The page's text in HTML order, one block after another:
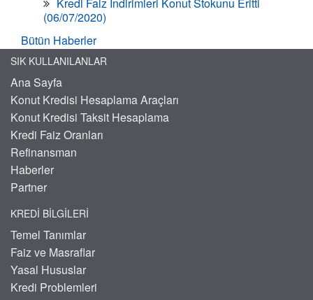
Kredi Faiz İndirimleri Konut Stokunu Eritti
(06/07/2020)
Bütün Haberler
SIK KULLANILANLAR
Ana Sayfa
Konut Kredisi Hesaplama Araçları
Konut Kredisi Taksit Hesaplama
Kredi Faiz Oranları
Refinansman
Haberler
Partner
KREDI BILGILERI
Temel Tanımlar
Faiz ve Masraflar
Yasal Hususlar
Kredi Problemleri